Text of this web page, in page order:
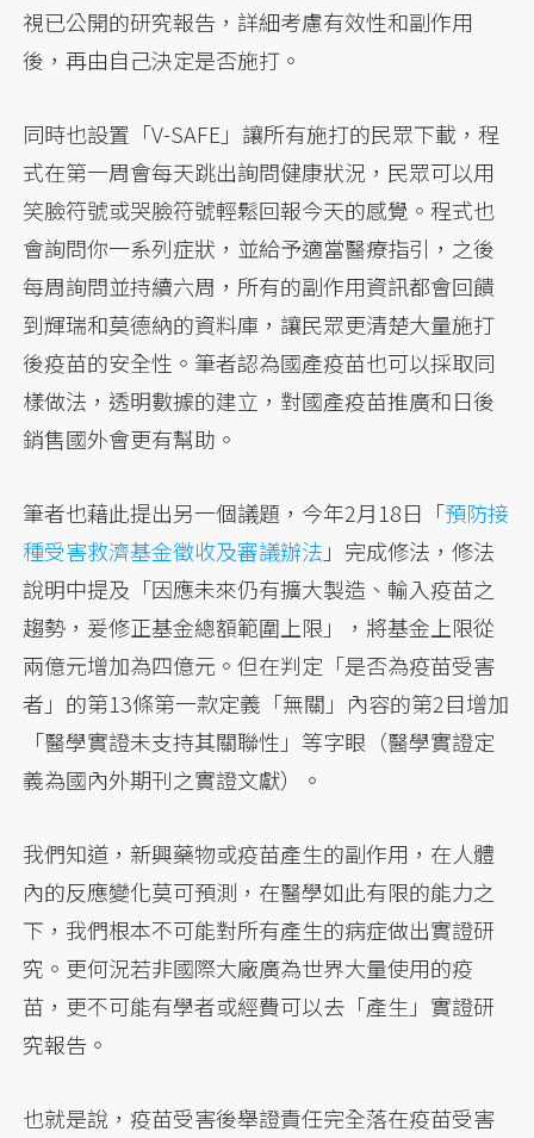
視已公開的研究報告，詳細考慮有效性和副作用
後，再由自己決定是否施打。
同時也設置「V-SAFE」讓所有施打的民眾下載，程
式在第一周會每天跳出詢問健康狀況，民眾可以用
笑臉符號或哭臉符號輕鬆回報今天的感覺。程式也
會詢問你一系列症狀，並給予適當醫療指引，之後
每周詢問並持續六周，所有的副作用資訊都會回饋
到輝瑞和莫德納的資料庫，讓民眾更清楚大量施打
後疫苗的安全性。筆者認為國產疫苗也可以採取同
樣做法，透明數據的建立，對國產疫苗推廣和日後
銷售國外會更有幫助。
筆者也藉此提出另一個議題，今年2月18日「預防接
種受害救濟基金徵收及審議辦法 」完成修法，修法
說明中提及「因應未來仍有擴大製造、輸入疫苗之
趨勢，爰修正基金總額範圍上限」，將基金上限從
兩億元增加為四億元。但在判定「是否為疫苗受害
者」的第13條第一款定義「無關」內容的第2目增加
「醫學實證未支持其關聯性」等字眼（醫學實證定
義為國內外期刊之實證文獻）。
我們知道，新興藥物或疫苗產生的副作用，在人體
內的反應變化莫可預測，在醫學如此有限的能力之
下，我們根本不可能對所有產生的病症做出實證研
究。更何況若非國際大廠廣為世界大量使用的疫
苗，更不可能有學者或經費可以去「產生」實證研
究報告。
也就是說，疫苗受害後舉證責任完全落在疫苗受害